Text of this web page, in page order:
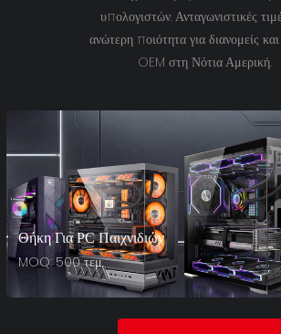
υπολογιστών. Ανταγωνιστικές
ανώτερη ποιότητα για διανομείς
OEM στη Νότια Αμερική.
Θήκη Για PC Παιχνιδιών
MOQ: 500 τεμ.